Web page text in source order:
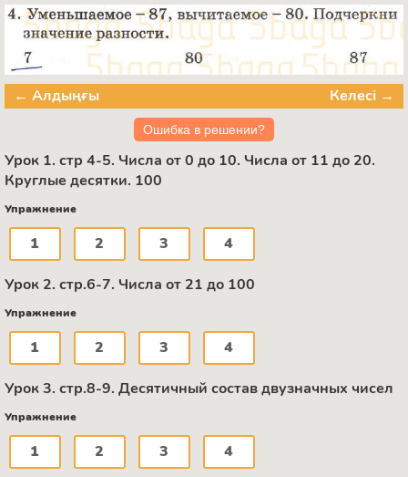
← Алдыңғы Келесі →
Ошибка в решении?
Урок 1. стр 4-5. Числа от 0 до 10. Числа от 11 до 20.
Круглые десятки. 100
Упражнение
1 2 3 4
Урок 2. стр.6-7. Числа от 21 до 100
Упражнение
1 2 3 4
Урок 3. стр.8-9. Десятичный состав двузначных чисел
Упражнение
1 2 3 4